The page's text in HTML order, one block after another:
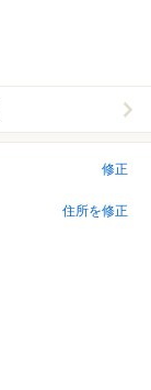
修正
住所を修正